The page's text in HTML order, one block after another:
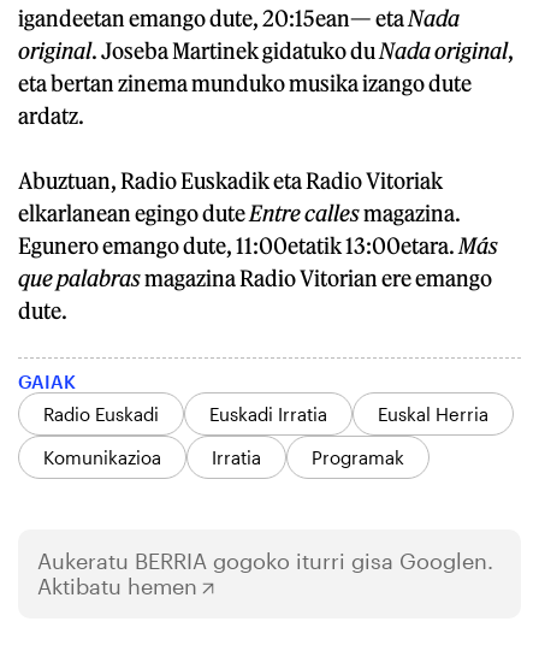
igandeetan emango dute, 20:15ean— etaNada
original. Joseba Martinek gidatuko du Nada original,
eta bertan zinema munduko musika izango dute
ardatz.
Abuztuan, Radio Euskadik eta Radio Vitoriak
elkarlanean egingo duteEntre callesmagazina.
Egunero emango dute, 11:00etatik 13:00etara. Más
que palabrasmagazina Radio Vitorian ere emango
dute.
GAIAK
Radio Euskadi
Euskadi Irratia
Euskal Herria
Komunikazioa
Irratia Programak
Aukeratu BERRIA gogoko iturri gisa Googlen.
Aktibatu hemen